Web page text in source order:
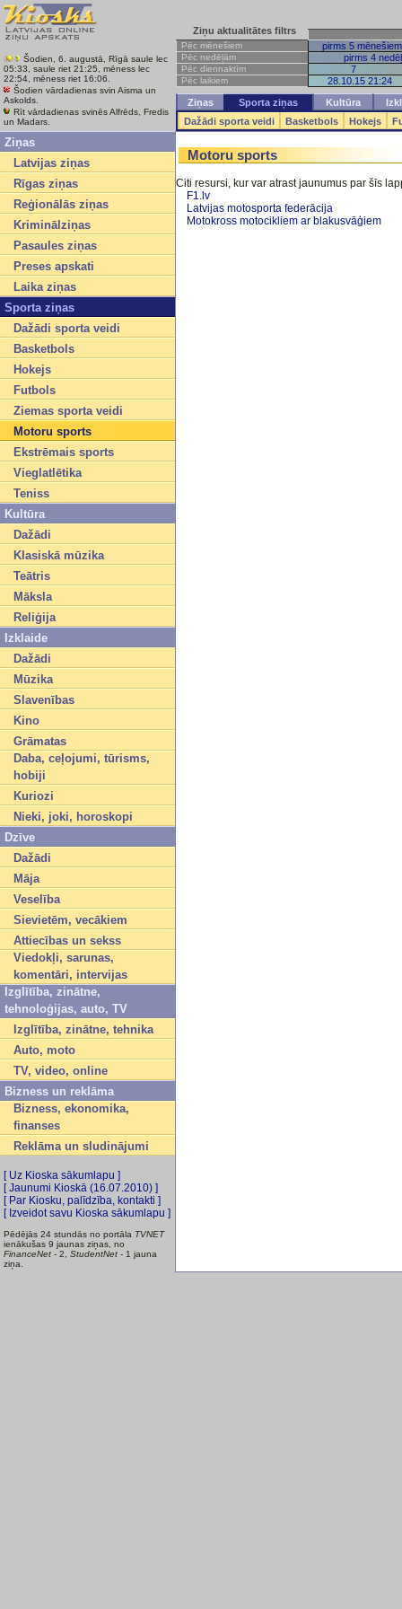
Šodien, 6. augustā, Rīgā saule lec
05:33, saule riet 21:25, mēness lec
22:54, mēness riet 16:06.
Šodien vārdadienas svin Aisma un
Askolds.
Rīt vārdadienas svinēs Alfrēds, Fredis
un Madars.
Ziņu aktualitātes filtrs
Pēc mēnešiem pirms 5 mēnešiem
Pēc nedēļām pirms 4
Pēc diennaktīm 7
Pēc laikiem 28.10.15 21:24
Ziņas Sporta ziņas Kultūra
Dažādi sporta veidi
Basketbols Hokejs
Ziņas
Latvijas ziņas
Rīgas ziņas
Reģionālās ziņas
Kriminālziņas
Pasaules ziņas
Preses apskati
Laika ziņas
Sporta ziņas
Dažādi sporta veidi
Basketbols
Hokejs
Futbols
Ziemas sporta veidi
Motoru sports
Ekstrēmais sports
Vieglatlētika
Teniss
Kultūra
Dažādi
Klasiskā mūzika
Teātris
Māksla
Reliģija
Izklaide
Dažādi
Mūzika
Slavenības
Kino
Grāmatas
Daba, ceļojumi, tūrisms,
hobiji
Kuriozi
Nieki, joki, horoskopi
Dzīve
Dažādi
Māja
Veselība
Sievietēm, vecākiem
Attiecības un sekss
Viedokļi, sarunas,
komentāri, intervijas
Izglītība, zinātne,
tehnoloģijas, auto, TV
Izglītība, zinātne, tehnika
Auto, moto
TV, video, online
Bizness un reklāma
Bizness, ekonomika,
finanses
Reklāma un sludinājumi
[ Uz Kioska sākumlapu ]
[ Jaunumi Kioskā (16.07.2010) ]
[ Par Kiosku, palīdzība, kontakti ]
[ Izveidot savu Kioska sākumlapu ]
Pēdējās 24 stundās no portāla TVNET
ienākušas 9 jaunas ziņas, no
FinanceNet - 2, StudentNet - 1 jauna
ziņa.
Motoru sports
Citi resursi, kur var atrast jaunumus par šīs
F1.lv
Latvijas motosporta federācija
Motokross motocikliem ar blakusvāģiem